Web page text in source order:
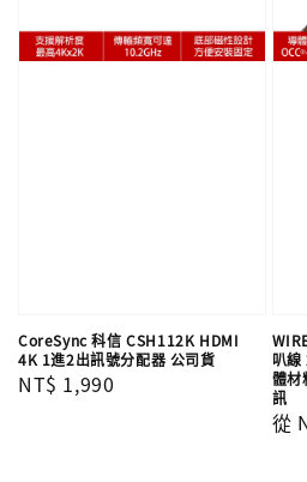
CoreSync 科信 CSH112K HDMI
4K 1進2出訊號分配器 公司貨
Regular
NT$ 1,990
叭
體材
訊
從